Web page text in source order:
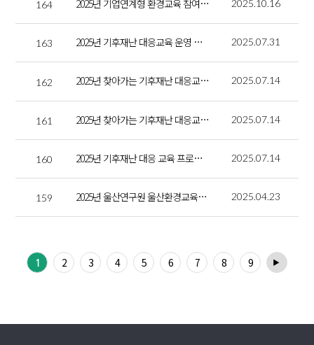
164 2025년 기업연계형 환경교육 참여 기업 모집 2025.10.16
163 2025년 기후재난 대응교육 운영 지원사업 심사결과 2025.07.31
162 2025년 찾아가는 기후재난 대응교육 신청 2025.07.14
161 2025년 찾아가는 기후재난 대응교육 강사 모집 2025.07.14
160 2025년 기후재난 대응 교육 프로그램 운영지원 사업 공고 2025.07.14
159 2025년 울산연구원 울산환경교육센터와 함께한 환경교육(저탄소식생활-라페김밥 만들기) 2025.04.23
1 2 3 4 5 6 7 8 9 ▶